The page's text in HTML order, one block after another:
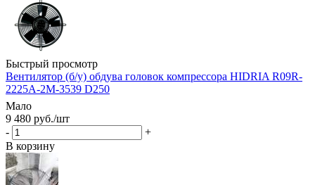
Быстрый просмотр
Вентилятор (б/у) обдува головок компрессора HIDRIA R09R-
2225A-2M-3539 D250
Мало
9 480 руб./шт
-
+
В корзину